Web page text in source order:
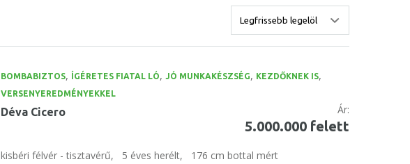
BOMBABIZTOS, ÍGÉRETES FIATAL LÓ, JÓ MUNKAKÉSZSÉG, KEZDŐKNEK IS,
VERSENYEREDMÉNYEKKEL
Déva Cicero Ár:
5.000.000 felett
kisbéri félvér - tisztavérű, 5 éves herélt, 176 cm bottal mért